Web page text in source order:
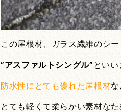
この屋根材、ガラス繊維のシ
”アスファルトシングル”といい
防水性にとても優れた屋根材
とても軽くて柔らかい素材な